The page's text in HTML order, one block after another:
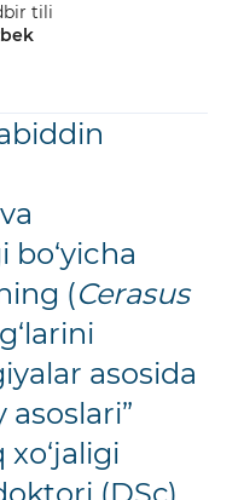
bо‘yicha
(Cerasus
asosida
tili